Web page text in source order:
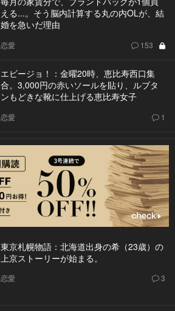
える...。そう脳内計算する丸の内OLが、結
婚を急いだ理由
恋愛 153
エビージョ！：金曜20時、恵比寿西口集
合。3,000円の赤いソールを貼り、ルブタ
ンもどきな靴に仕上げる恵比寿女子
恋愛 1
東京札幌物語：北海道出身の希（23歳）の
上京ストーリーが始まる。
恋愛 3